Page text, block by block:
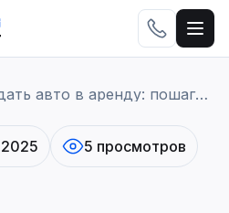
авто в аренду: пошаговый гид
5 просмотров